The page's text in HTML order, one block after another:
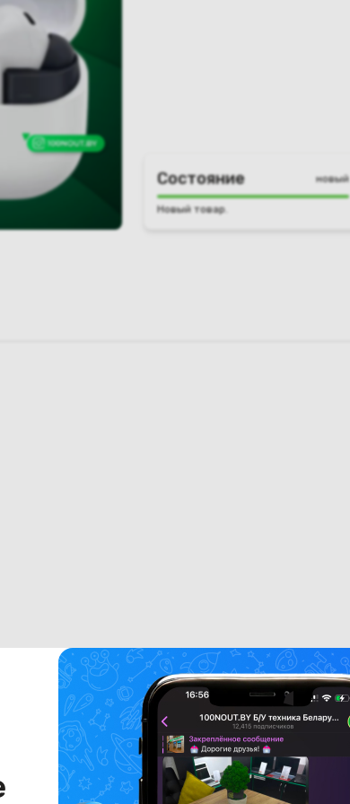
Состояние новый
Новый товар.